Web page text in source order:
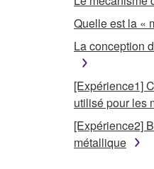
Quelle est la «
La conception
[Expérience1]
utilisé pour les
[Expérience2]
métallique